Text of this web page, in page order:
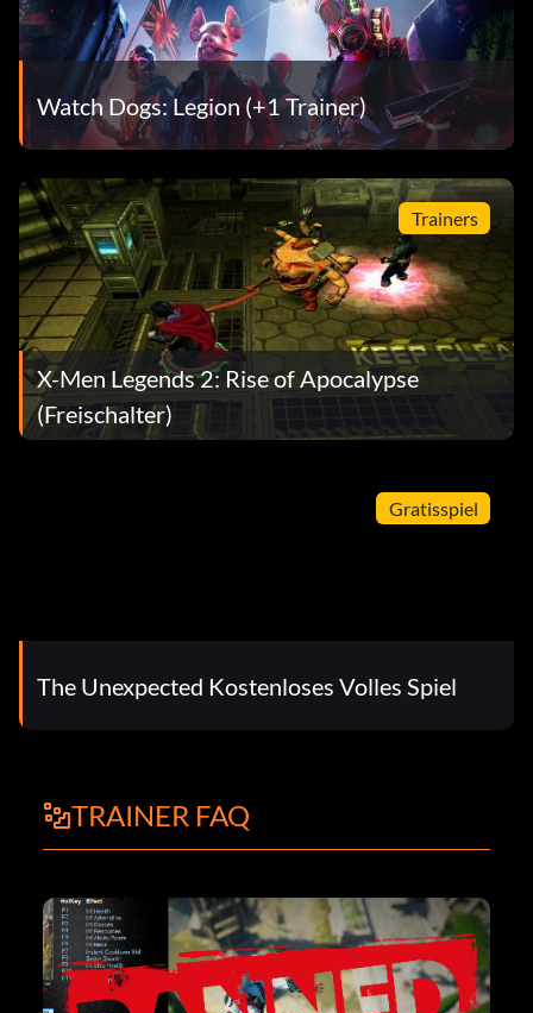
Watch Dogs: Legion (+1 Trainer)
Trainers
X-Men Legends 2: Rise of Apocalypse
(Freischalter)
Gratisspiel
The Unexpected Kostenloses Volles Spiel
TRAINER FAQ